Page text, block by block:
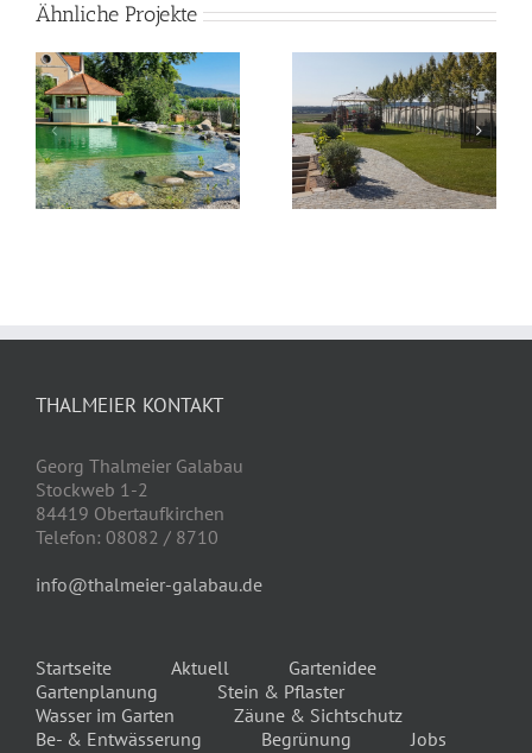
Ähnliche Projekte
Privatgarten G in
Ampfing
Privatgarten W in
Perach
THALMEIER KONTAKT
Georg Thalmeier Galabau
Stockweb 1-2
84419 Obertaufkirchen
Telefon: 08082 / 8710
info@thalmeier-galabau.de
Startseite Aktuell
Gartenidee
Gartenplanung
Stein & Pflaster
Wasser im Garten
Zäune & Sichtschutz
Be- & Entwässerung
Begrünung Jobs